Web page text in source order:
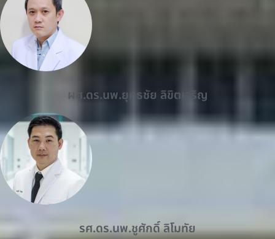
ผศ.ดร.นพ.ยุทธชัย ลิขิตเจริญ
รศ.ดร.นพ.ชูศักดิ์ ลิโมทัย